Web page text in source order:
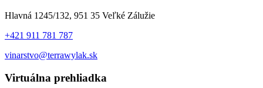
Hlavná 1245/132, 951 35 Veľké Zálužie
+421 911 781 787
vinarstvo@terrawylak.sk
Virtuálna prehliadka